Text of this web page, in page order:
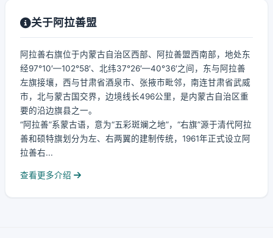
关于阿拉善盟
阿拉善右旗位于内蒙古自治区西部、阿拉善盟西南部，地处东
经97°10′—102°58′、北纬37°26′—40°36′之间，东与阿拉善
左旗接壤，西与甘肃省酒泉市、张掖市毗邻，南连甘肃省武威
市，北与蒙古国交界，边境线长496公里，是内蒙古自治区重
要的沿边旗县之一。
“阿拉善”系蒙古语，意为“五彩斑斓之地”，“右旗”源于清代阿拉
善和硕特旗划分为左、右两翼的建制传统，1961年正式设立阿
拉善右...
查看更多介绍